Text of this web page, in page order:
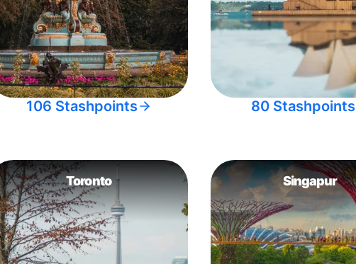
106 Stashpoints 80 Stashpoints
Toronto Singapur